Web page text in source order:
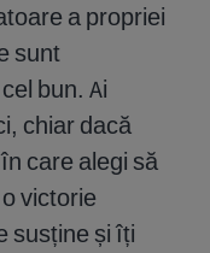
a propriei
sunt
bun. Ai
chiar dacă
care alegi să
victorie
susține și îți